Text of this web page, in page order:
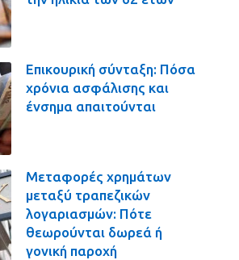
Επικουρική σύνταξη: Πόσα
χρόνια ασφάλισης και
ένσημα απαιτούνται
Μεταφορές χρημάτων
μεταξύ τραπεζικών
λογαριασμών: Πότε
θεωρούνται δωρεά ή
γονική παροχή